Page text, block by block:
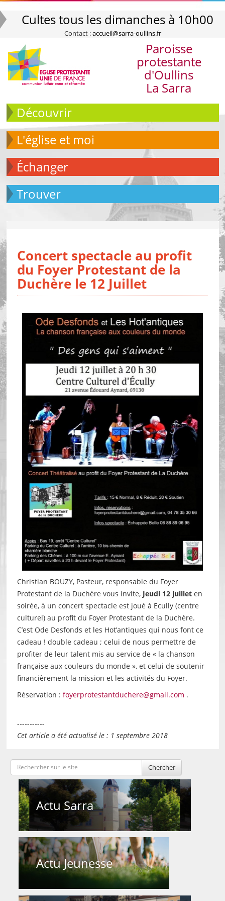
Cultes tous les dimanches à 10h00
Contact :accueil@sarra-oullins.fr
Paroisse
protestante
d'Oullins
La Sarra
Découvrir
L'église et moi
échanger
Trouver
Concert spectacle au profit
du Foyer Protestant de la
Duchère le 12 Juillet
Christian BOUZY, Pasteur, responsable du Foyer
Protestant de la Duchère vous invite, Jeudi 12 juilleten
soirée, à un concert spectacle est joué à Ecully (centre
culturel) au profit du Foyer Protestant de la Duchère.
C’est Ode Desfonds et les Hot’antiques qui nous font ce
cadeau ! double cadeau ; celui de nous permettre de
profiter de leur talent mis au service de « la chanson
française aux couleurs du monde », et celui de soutenir
financièrement la mission et les activités du Foyer.
Réservation : foyerprotestantduchere@gmail.com .
-----------
Cet article a été actualisé le : 1 septembre 2018
Chercher
Actu Sarra
Actu Jeunesse